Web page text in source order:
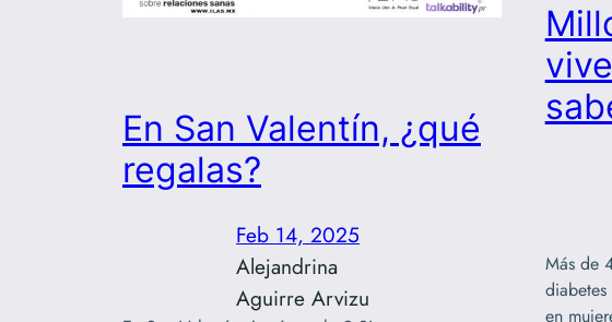
En San Valentín, ¿qué
regalas?
Feb 14, 2025
Alejandrina
Aguirre Arvizu
Más de
diabetes
en